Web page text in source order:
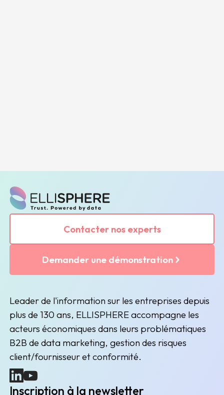
Contacter nos experts
Demander une démonstration
Leader de l'information sur les entreprises depuis
plus de 130 ans, ELLISPHERE accompagne les
acteurs économiques dans leurs problématiques
B2B de data marketing, gestion des risques
client/fournisseur et conformité.
(nouvelle fenêtre)
(nouvelle fenêtre)
Inscription à la newsletter